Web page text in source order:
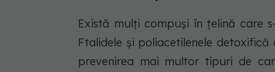
Există mulți compuși în țelină care
Ftalidele și poliacetilenele
prevenirea mai multor tipuri de